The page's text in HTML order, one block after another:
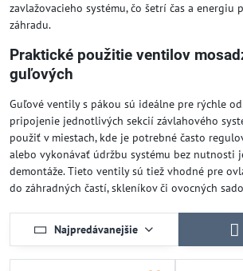
zavlažovacieho systému, čo šetrí čas a
záhradu.
Praktické použitie ventilov
guľových
Guľové ventily s pákou sú ideálne pre rýchle
pripojenie jednotlivých sekcií závlahového
použiť v miestach, kde je potrebné často
alebo vykonávať údržbu systému bez nutnosti
demontáže. Tieto ventily sú tiež vhodné pre
do záhradných častí, skleníkov či ovocných
Najpredávanejšie